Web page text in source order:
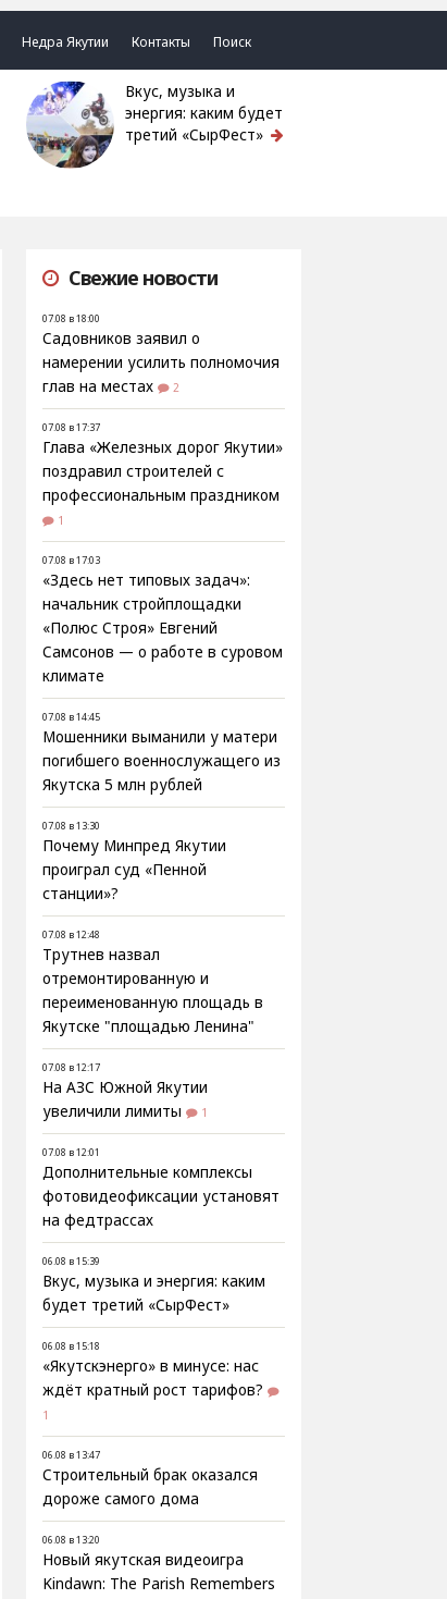
Недра Якутии Контакты Поиск
Вкус, музыка и
энергия: каким будет
третий «СырФест»
Свежие новости
07.08 в 18:00
Садовников заявил о
намерении усилить полномочия
глав на местах
2
07.08 в 17:37
Глава «Железных дорог Якутии»
поздравил строителей с
профессиональным праздником
1
07.08 в 17:03
«Здесь нет типовых задач»:
начальник стройплощадки
«Полюс Строя» Евгений
Самсонов — о работе в суровом
климате
07.08 в 14:45
Мошенники выманили у матери
погибшего военнослужащего из
Якутска 5 млн рублей
07.08 в 13:30
Почему Минпред Якутии
проиграл суд «Пенной
станции»?
07.08 в 12:48
Трутнев назвал
отремонтированную и
переименованную площадь в
Якутске "площадью Ленина"
07.08 в 12:17
На АЗС Южной Якутии
увеличили лимиты
1
07.08 в 12:01
Дополнительные комплексы
фотовидеофиксации установят
на федтрассах
06.08 в 15:39
Вкус, музыка и энергия: каким
будет третий «СырФест»
06.08 в 15:18
«Якутскэнерго» в минусе: нас
ждёт кратный рост тарифов?
1
06.08 в 13:47
Строительный брак оказался
дороже самого дома
06.08 в 13:20
Новый якутская видеоигра
Kindawn: The Parish Remembers